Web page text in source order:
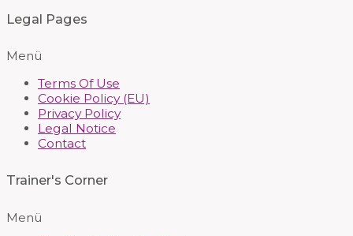
Legal Pages
Menü
Terms Of Use
Cookie Policy (EU)
Privacy Policy
Legal Notice
Contact
Trainer's Corner
Menü